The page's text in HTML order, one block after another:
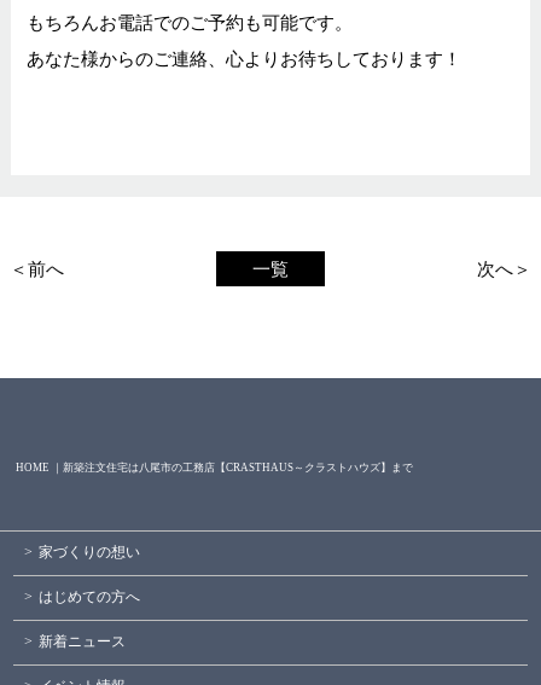
もちろんお電話でのご予約も可能です。
あなた様からのご連絡、心よりお待ちしております！
一覧
＜前へ 次へ＞
HOME ｜新築注文住宅は八尾市の工務店【CRASTHAUS～クラストハウズ】まで
家づくりの想い
はじめての方へ
新着ニュース